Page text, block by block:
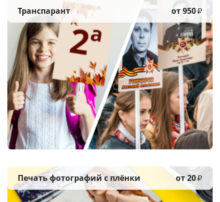
Транспарант от 950₽
Печать фотографийс плёнки от 20₽